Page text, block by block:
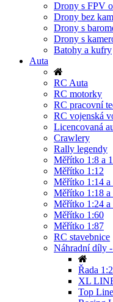
Drony s FPV
Drony bez
Drony s
Drony s
Batohy a kufry
Auta
RC Auta
RC motorky
RC pracovní
RC vojenská
Licencovaná
Crawlery
Rally legendy
Měřítko 1:8 a
Měřítko 1:12
Měřítko 1:14 a
Měřítko 1:18 a
Měřítko 1:24 a
Měřítko 1:60
Měřítko 1:87
RC stavebnice
Náhradní díly -
Řada
XL
Top